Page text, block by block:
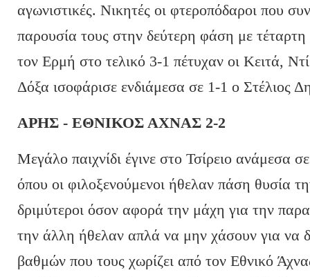
αγωνιστικές. Νικητές οι φτεροπόδαροι που
παρουσία τους στην δεύτερη φάση με
τον Ερμή στο τελικό 3-1 πέτυχαν οι Κειτά,
Δόξα ισοφάρισε ενδιάμεσα σε 1-1 ο Στέλιος
ΑΡΗΣ - ΕΘΝΙΚΟΣ ΑΧΝΑΣ 2-2
Μεγάλο παιχνίδι έγινε στο Τσίρειο ανάμεσα
όπου οι φιλοξενούμενοι ήθελαν πάση θυσία
δριμύτεροι όσον αφορά την μάχη για την
την άλλη ήθελαν απλά να μην χάσουν για να
βαθμών που τους χωρίζει από τον Εθνικό